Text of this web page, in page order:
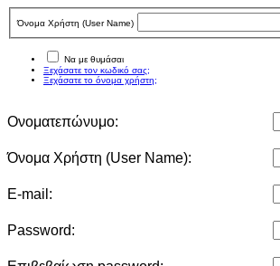
Όνομα Χρήστη (User Νame)
Να με θυμάσαι
Ξεχάσατε τον κωδικό σας;
Ξεχάσατε το όνομα χρήστη;
Ονοματεπώνυμο:
Όνομα Χρήστη (User Νame):
E-mail:
Password: